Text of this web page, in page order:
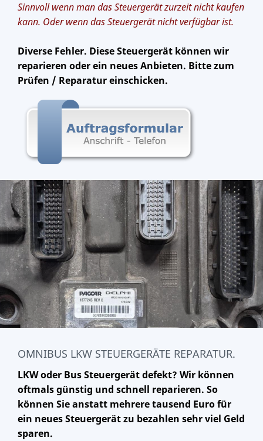
Sinnvoll wenn man das Steuergerät zurzeit nicht kaufen
kann. Oder wenn das Steuergerät nicht verfügbar ist.
Diverse Fehler. Diese Steuergerät können wir
reparieren oder ein neues Anbieten. Bitte zum
Prüfen / Reparatur einschicken.
OMNIBUS LKW STEUERGERÄTE REPARATUR.
LKW oder Bus Steuergerät defekt? Wir können
oftmals günstig und schnell reparieren. So
können Sie anstatt mehrere tausend Euro für
ein neues Steuergerät zu bezahlen sehr viel Geld
sparen.